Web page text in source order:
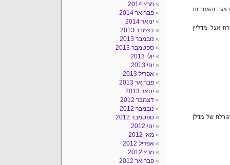
והאחריות
אצל מדליין
של מדלן
מרץ 2014
פברואר 2014
ינואר 2014
דצמבר 2013
נובמבר 2013
ספטמבר 2013
יולי 2013
יוני 2013
אפריל 2013
פברואר 2013
ינואר 2013
דצמבר 2012
נובמבר 2012
ספטמבר 2012
יוני 2012
מאי 2012
אפריל 2012
מרץ 2012
פברואר 2012